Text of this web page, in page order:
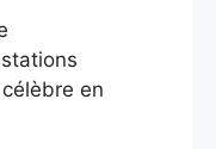
en